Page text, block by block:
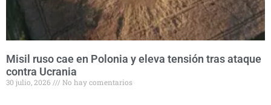
Misil ruso cae en Polonia y eleva tensión tras ataque
contra Ucrania
30 julio, 2026 No hay comentarios